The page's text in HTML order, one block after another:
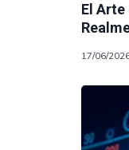
El Arte
17/06/